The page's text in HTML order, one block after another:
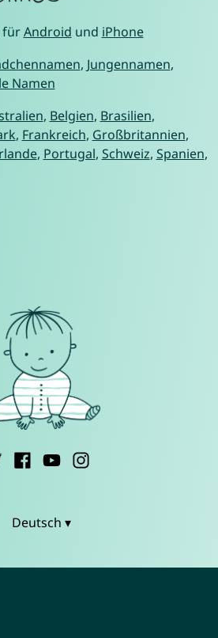
fürAndroid und iPhone
, Jungennamen,
Namen
, Belgien, Brasilien,
, Frankreich, Großbritannien,
, Portugal, Schweiz, Spanien,
Deutsch ▾